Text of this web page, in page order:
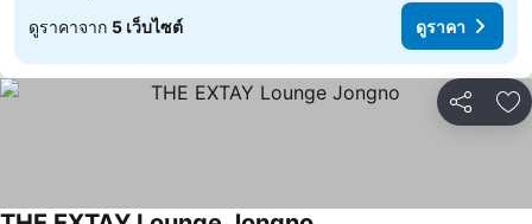
ดูราคาจาก 5 เว็บไซต์ ดูราคา
แชร์ เ